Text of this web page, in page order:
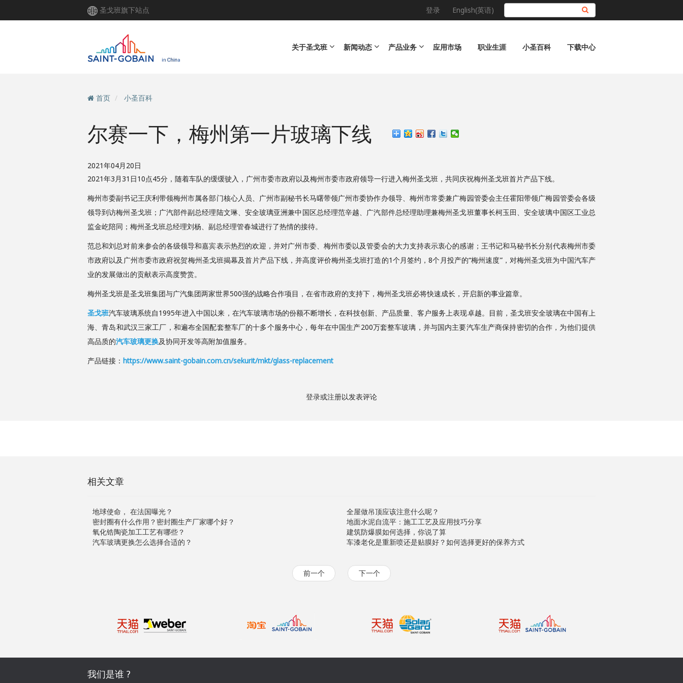
圣戈班旗下站点 登录 English(英语)
关于圣戈班 新闻动态 产品业务 应用市场 职业生涯 小圣百科 下载中心
首页 小圣百科
尔赛一下，梅州第一片玻璃下线
2021年04月20日
2021年3月31日10点45分，随着车队的缓缓驶入，广州市委市政府以及梅州市委市政府领导一行进入梅州圣戈班，共同庆祝梅州圣戈班首片产品下线。
梅州市委副书记王庆利带领梅州市属各部门核心人员、广州市副秘书长马曙带领广州市委协作办领导、梅州市常委兼广梅园管委会主任霍阳带领广梅园管委会各级
领导到访梅州圣戈班；广汽部件副总经理陆文琳、安全玻璃亚洲兼中国区总经理范辛越、广汽部件总经理助理兼梅州圣戈班董事长柯玉田、安全玻璃中国区工业总
监金屹陪同；梅州圣戈班总经理刘杨、副总经理管春城进行了热情的接待。
范总和刘总对前来参会的各级领导和嘉宾表示热烈的欢迎，并对广州市委、梅州市委以及管委会的大力支持表示衷心的感谢；王书记和马秘书长分别代表梅州市委
市政府以及广州市委市政府祝贺梅州圣戈班揭幕及首片产品下线，并高度评价梅州圣戈班打造的1个月签约，8个月投产的“梅州速度”，对梅州圣戈班为中国汽车产
业的发展做出的贡献表示高度赞赏。
梅州圣戈班是圣戈班集团与广汽集团两家世界500强的战略合作项目，在省市政府的支持下，梅州圣戈班必将快速成长，开启新的事业篇章。
圣戈班汽车玻璃系统自1995年进入中国以来，在汽车玻璃市场的份额不断增长，在科技创新、产品质量、客户服务上表现卓越。目前，圣戈班安全玻璃在中国有上
海、青岛和武汉三家工厂，和遍布全国配套整车厂的十多个服务中心，每年在中国生产200万套整车玻璃，并与国内主要汽车生产商保持密切的合作，为他们提供
高品质的汽车玻璃更换及协同开发等高附加值服务。
产品链接： https://www.saint-gobain.com.cn/sekurit/mkt/glass-replacement
登录或注册以发表评论
相关文章
地球使命， 在法国曝光？
密封圈有什么作用？密封圈生产厂家哪个好？
氧化锆陶瓷加工工艺有哪些？
汽车玻璃更换怎么选择合适的？
全屋做吊顶应该注意什么呢？
地面水泥自流平：施工工艺及应用技巧分享
建筑防爆膜如何选择，你说了算
车漆老化是重新喷还是贴膜好？如何选择更好的保养方式
前一个 下一个
我们是谁 ?